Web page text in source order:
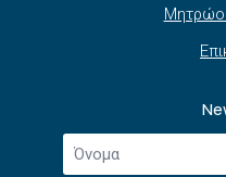
Μητρώο
Όνομα